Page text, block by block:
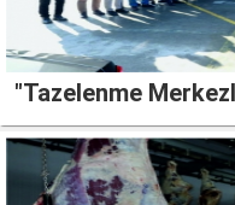
"Tazelenme